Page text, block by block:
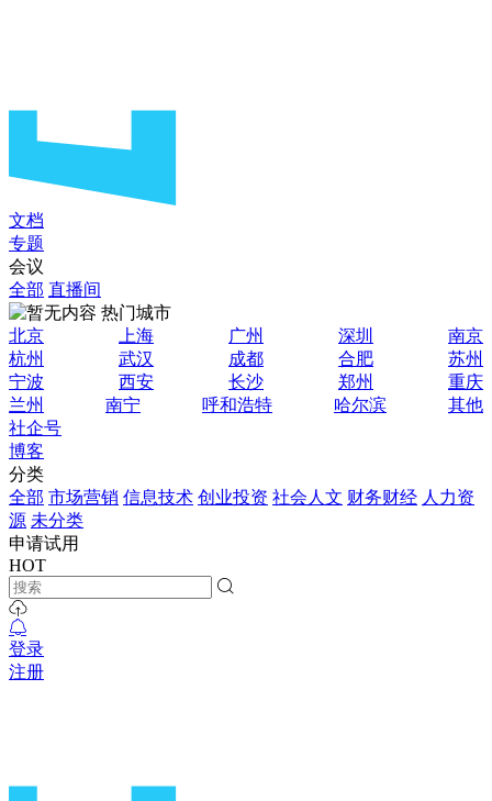
文档
专题
会议
全部 直播间
热门城市
北京
上海 广州 深圳
南京
杭州
武汉 成都 合肥
苏州
宁波
西安 长沙 郑州
重庆
兰州
南宁 呼和浩特 哈尔滨
其他
社企号
博客
分类
全部 市场营销 信息技术 创业投资 社会人文 财务财经 人力资
源 未分类
申请试用
HOT
登录
注册